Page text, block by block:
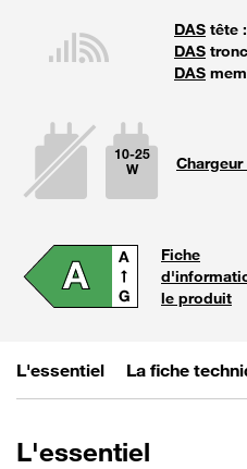
DAS tête
DAS
DAS
La
10-25
W
Fiche
le produit
L'essentiel La fiche
L'essentiel